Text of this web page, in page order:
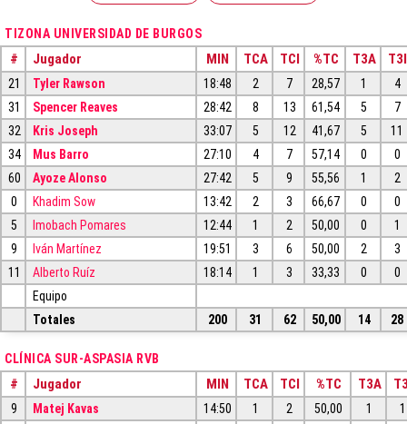
TIZONA UNIVERSIDAD DE BURGOS
# Jugador MIN TCA TCI %TC T3A T3I
21 Tyler Rawson 18:48 2 7 28,57 1
4
31
Spencer Reaves 28:42 8 13 61,54 5
7
32
Kris Joseph 33:07 5 12 41,67 5
11
34
Mus Barro 27:10 4 7 57,14 0
0
60
Ayoze Alonso 27:42 5 9 55,56 1
2
0
Khadim Sow 13:42 2 3 66,67 0
0
5
Imobach Pomares 12:44 1 2 50,00 0
1
9
Iván Martínez 19:51 3 6 50,00 2
3
11
Alberto Ruíz 18:14 1 3 33,33 0
0
Equipo
Totales
200 31 62 50,00 14 28
CLÍNICA SUR-ASPASIA RVB
# Jugador MIN TCA TCI %TC T3A
9 Matej Kavas 14:50 1 2 50,00 1
1